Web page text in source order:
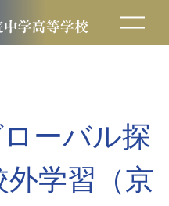
ーバル探
学習（京